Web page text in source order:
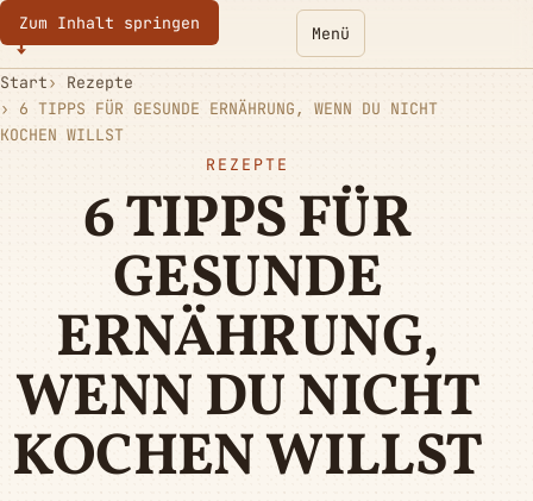
Zum Inhalt springen
Eurotoques Menü
Start
Rezepte
6 TIPPS FÜR GESUNDE ERNÄHRUNG, WENN DU NICHT
KOCHEN WILLST
REZEPTE
6 TIPPS FÜR
GESUNDE
ERNÄHRUNG,
WENN DU NICHT
KOCHEN WILLST